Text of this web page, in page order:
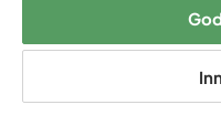
personopplysninger for å
tilpasset meg i henhold til
Ja, takk! Jeg vil